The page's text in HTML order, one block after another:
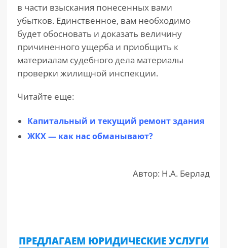
в части взыскания понесенных вами
убытков. Единственное, вам необходимо
будет обосновать и доказать величину
причиненного ущерба и приобщить к
материалам судебного дела материалы
проверки жилищной инспекции.
Читайте еще:
Капитальный и текущий ремонт здания
ЖКХ — как нас обманывают?
Автор: Н.А. Берлад
ПРЕДЛАГАЕМ ЮРИДИЧЕСКИЕ УСЛУГИ